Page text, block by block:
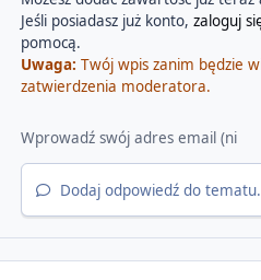
Jeśli posiadasz już konto, zaloguj
pomocą.
Uwaga: Twój wpis zanim będzie
zatwierdzenia moderatora.
Dodaj odpowiedź do